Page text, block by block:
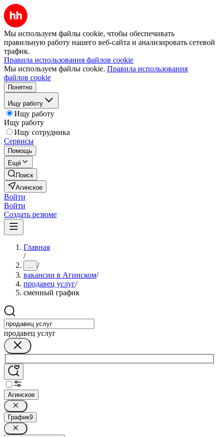
Мы используем файлы cookie, чтобы обеспечивать
правильную работу нашего веб-сайта и анализировать сетевой
трафик.
Правила использования файлов cookie
Мы используем файлы cookie. Правила использования
файлов cookie
Понятно
Ищу работу
Ищу работу
Ищу работу
Ищу сотрудника
Сервисы
Помощь
Ещё
Поиск
Агинское
Войти
Войти
Создать резюме
Главная
/
... /
вакансии в Агинском/
продавец услуг/
сменный график
продавец услуг
Агинское
График9